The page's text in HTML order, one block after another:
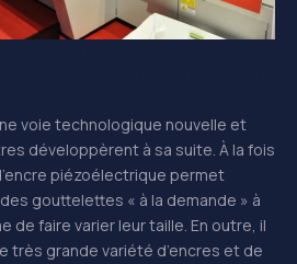
voie technologique nouvelle et
développèrent à sa suite. À la fois
piézoélectrique permet
gouttelettes « à la demande » à
de faire varier leur taille. En outre, il
très grande variété d’encres et de